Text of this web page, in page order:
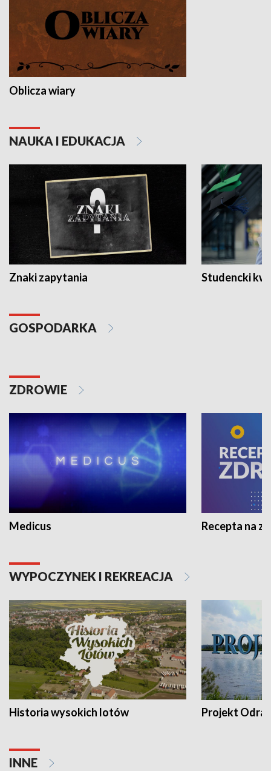
Oblicza wiary
NAUKA I EDUKACJA
Znaki zapytania Studencki
GOSPODARKA
ZDROWIE
Medicus Recepta na
WYPOCZYNEK I REKREACJA
Historia wysokich lotów Projekt Odra
INNE